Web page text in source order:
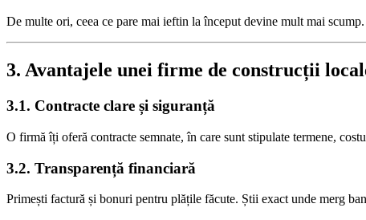
De multe ori, ceea ce pare mai ieftin la început devine mult mai
3. Avantajele unei firme de construcții
3.1. Contracte clare și siguranță
O firmă îți oferă contracte semnate, în care sunt stipulate termene,
3.2. Transparență financiară
Primești factură și bonuri pentru plățile făcute. Știi exact unde merg